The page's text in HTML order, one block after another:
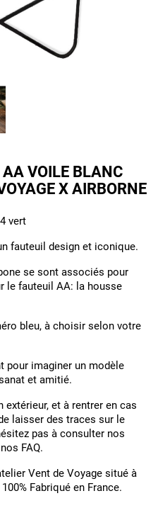
VOILE BLANC
X AIRBORNE
vert
fauteuil design et iconique.
se sont associés pour
le fauteuil AA: la housse
bleu, à choisir selon votre
pour imaginer un modèle
et amitié.
et à rentrer en cas
laisser des traces sur le
pas à consulter nos
FAQ.
Vent de Voyage situé à
Fabriqué en France.